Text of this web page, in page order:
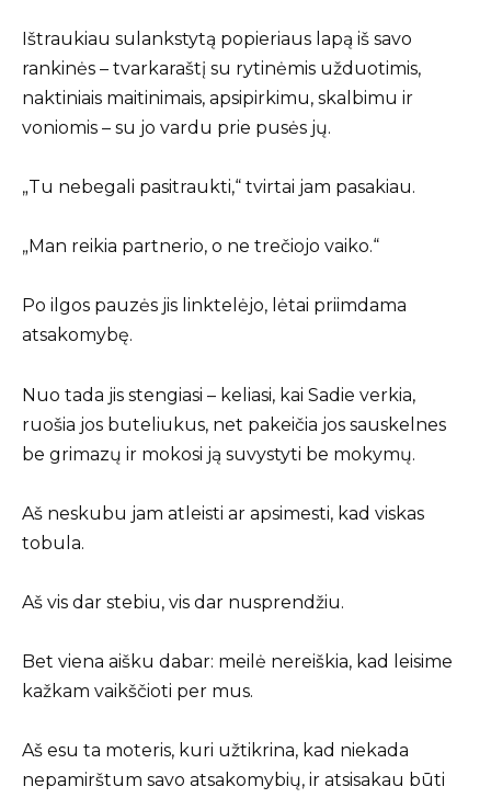
Ištraukiau sulankstytą popieriaus lapą iš savo
rankinės – tvarkaraštį su rytinėmis užduotimis,
naktiniais maitinimais, apsipirkimu, skalbimu ir
voniomis – su jo vardu prie pusės jų.
„Tu nebegali pasitraukti,“ tvirtai jam pasakiau.
„Man reikia partnerio, o ne trečiojo vaiko.“
Po ilgos pauzės jis linktelėjo, lėtai priimdama
atsakomybę.
Nuo tada jis stengiasi – keliasi, kai Sadie verkia,
ruošia jos buteliukus, net pakeičia jos sauskelnes
be grimazų ir mokosi ją suvystyti be mokymų.
Aš neskubu jam atleisti ar apsimesti, kad viskas
tobula.
Aš vis dar stebiu, vis dar nusprendžiu.
Bet viena aišku dabar: meilė nereiškia, kad leisime
kažkam vaikščioti per mus.
Aš esu ta moteris, kuri užtikrina, kad niekada
nepamirštum savo atsakomybių, ir atsisakau būti